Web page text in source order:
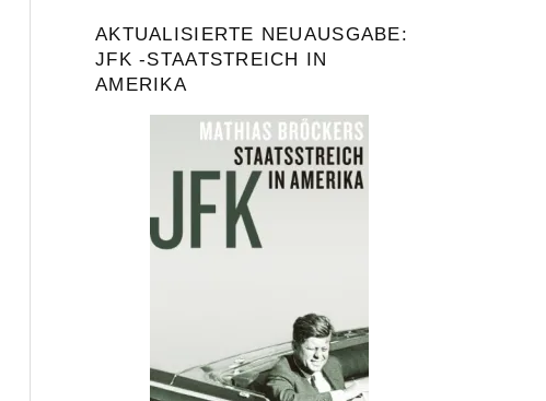
AKTUALISIERTE NEUAUSGABE:
JFK -STAATSTREICH IN
AMERIKA